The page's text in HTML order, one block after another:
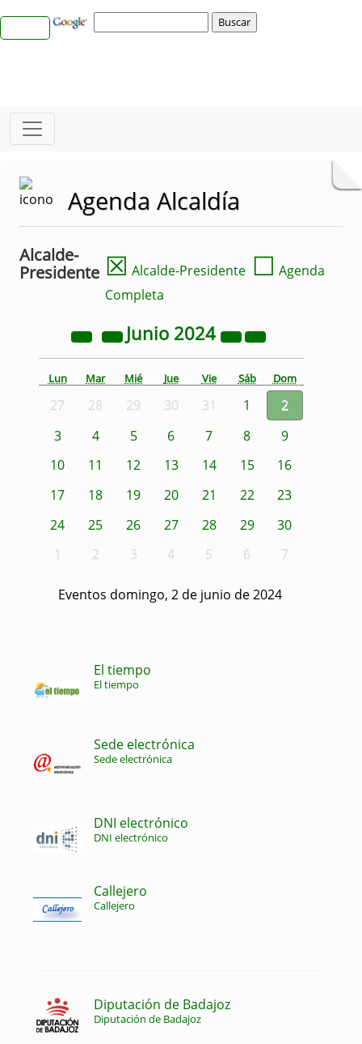
Agenda Alcaldía
Alcalde-
Presidente ☒ Alcalde-Presidente ☐ Agenda
Completa
Junio 2024
Lun Mar Mié Jue Vie Sáb Dom
27 28 29 30 31 1
2
3
4 5 6 7 8
9
10
11 12 13 14 15
16
17
18 19 20 21 22
23
24
25 26 27 28 29
30
1
2 3 4 5 6 7
Eventos domingo, 2 de junio de 2024
El tiempo
El tiempo
Sede electrónica
Sede electrónica
DNI electrónico
DNI electrónico
Callejero
Callejero
Diputación de Badajoz
Diputación de Badajoz